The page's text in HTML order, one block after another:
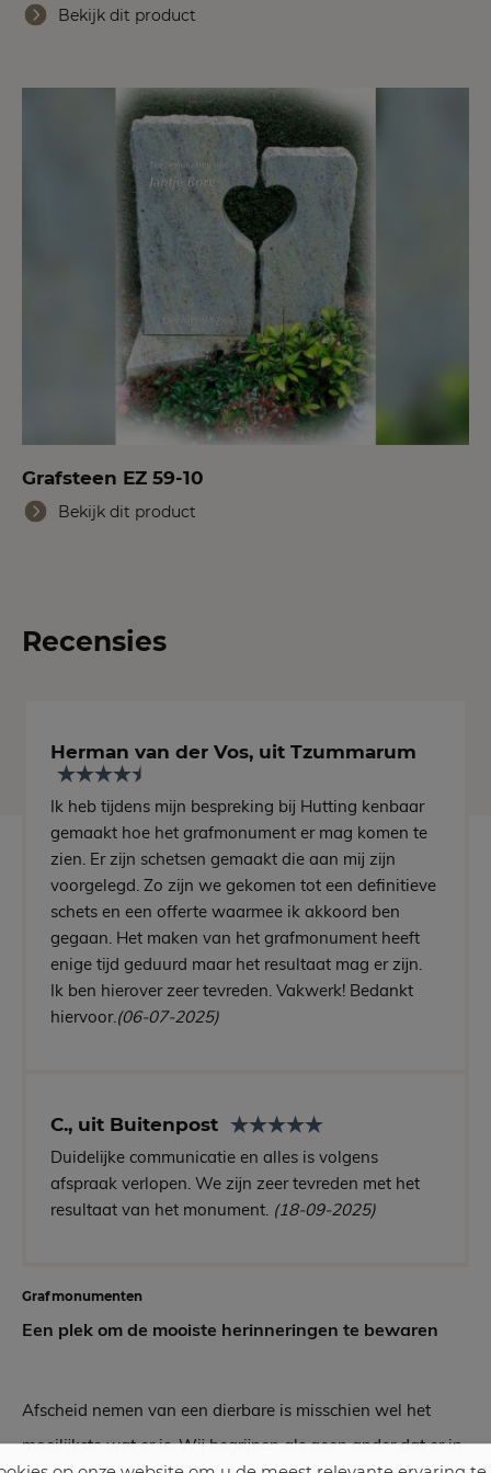
Bekijk dit product
Grafsteen EZ 59-10
Bekijk dit product
Recensies
Herman van der Vos, uit Tzummarum
Ik heb tijdens mijn bespreking bij Hutting kenbaar
gemaakt hoe het grafmonument er mag komen te
zien. Er zijn schetsen gemaakt die aan mij zijn
voorgelegd. Zo zijn we gekomen tot een definitieve
schets en een offerte waarmee ik akkoord ben
gegaan. Het maken van het grafmonument heeft
enige tijd geduurd maar het resultaat mag er zijn.
Ik ben hierover zeer tevreden. Vakwerk! Bedankt
hiervoor.(06-07-2025)
C., uit Buitenpost
Duidelijke communicatie en alles is volgens
afspraak verlopen. We zijn zeer tevreden met het
resultaat van het monument. (18-09-2025)
Grafmonumenten
Een plek om de mooiste herinneringen te bewaren
Afscheid nemen van een dierbare is misschien wel het
moeilijkste wat er is. Wij begrijpen als geen ander dat er in